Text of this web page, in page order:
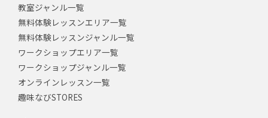
教室ジャンル一覧
無料体験レッスンエリア一覧
無料体験レッスンジャンル一覧
ワークショップエリア一覧
ワークショップジャンル一覧
オンラインレッスン一覧
趣味なびSTORES